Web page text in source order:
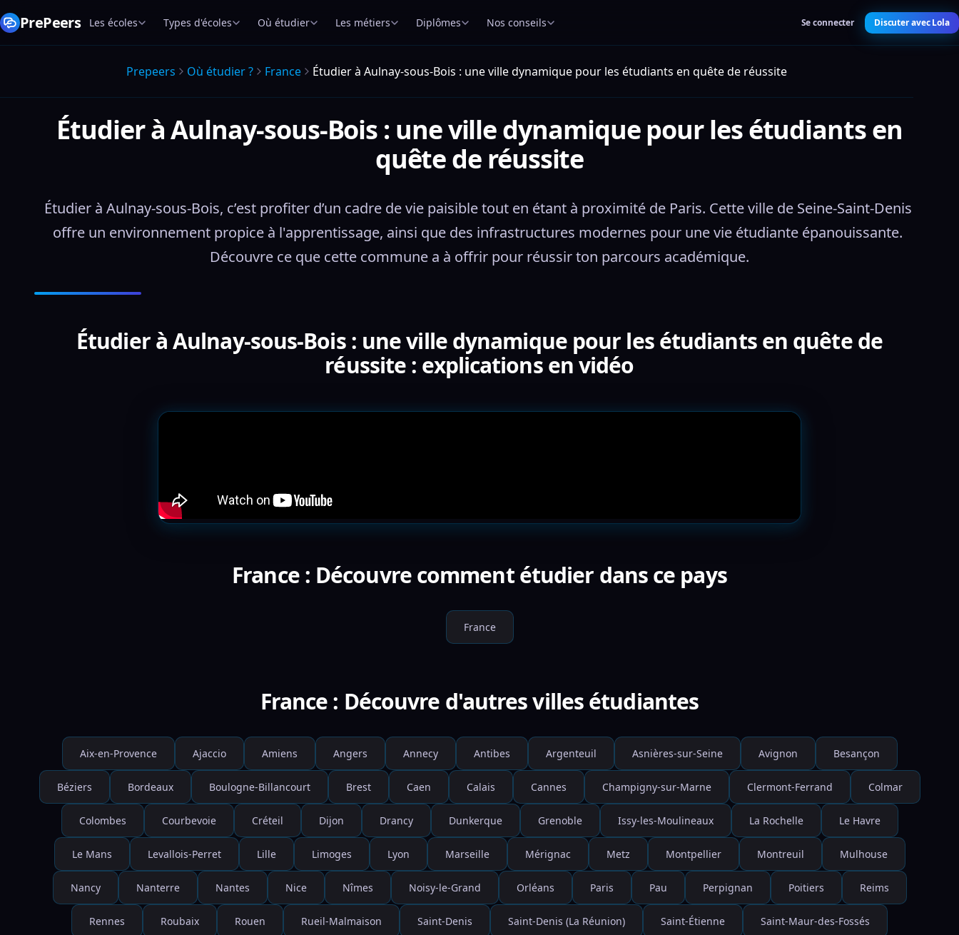
PrePeers Les écoles Types d'écoles Où étudier Les métiers Diplômes Nos conseils Se connecter Discuter avec Lola
Prepeers Où étudier ? France Étudier à Aulnay-sous-Bois : une ville dynamique pour les étudiants en quête de réussite
Étudier à Aulnay-sous-Bois : une ville dynamique pour les étudiants en
quête de réussite
Étudier à Aulnay-sous-Bois, c’est profiter d’un cadre de vie paisible tout en étant à proximité de Paris. Cette ville de Seine-Saint-Denis
offre un environnement propice à l'apprentissage, ainsi que des infrastructures modernes pour une vie étudiante épanouissante.
Découvre ce que cette commune a à offrir pour réussir ton parcours académique.
Étudier à Aulnay-sous-Bois : une ville dynamique pour les étudiants en quête de
réussite : explications en vidéo
France : Découvre comment étudier dans ce pays
France
France : Découvre d'autres villes étudiantes
Aix-en-Provence Ajaccio Amiens Angers Annecy Antibes Argenteuil Asnières-sur-Seine Avignon Besançon
Béziers Bordeaux Boulogne-Billancourt Brest Caen Calais Cannes Champigny-sur-Marne Clermont-Ferrand Colmar
Colombes Courbevoie Créteil Dijon Drancy Dunkerque Grenoble Issy-les-Moulineaux La Rochelle Le Havre
Le Mans Levallois-Perret Lille Limoges Lyon Marseille Mérignac Metz Montpellier Montreuil Mulhouse
Nancy Nanterre Nantes Nice Nîmes Noisy-le-Grand Orléans Paris Pau Perpignan Poitiers Reims
Rennes Roubaix Rouen Rueil-Malmaison Saint-Denis Saint-Denis (La Réunion) Saint-Étienne Saint-Maur-des-Fossés